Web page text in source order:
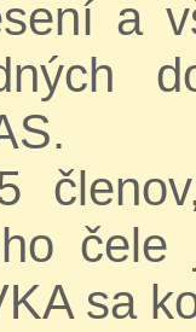
a
čele
sa